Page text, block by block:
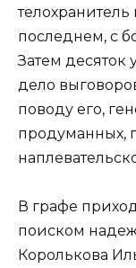
последнем, с
Затем десяток
дело
поводу его,
продуманных,
В графе
поиском
Королькова